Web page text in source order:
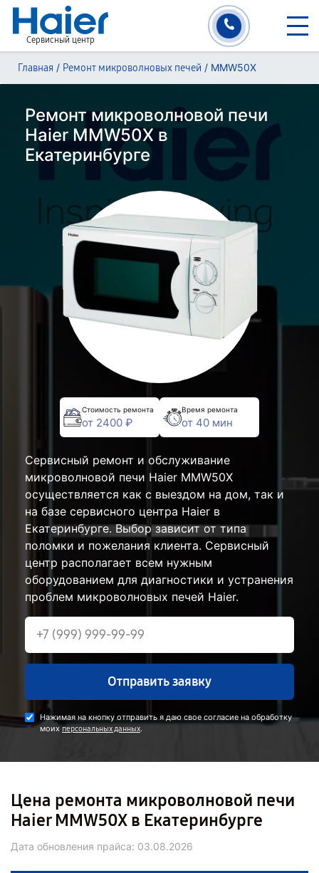
Сервисный центр
Главная / Ремонт микроволновых печей / MMW50X
Ремонт микроволновой печи
Haier MMW50X в
Екатеринбурге
Стоимость ремонта
от 2400 ₽
Время ремонта
от 40 мин
Сервисный ремонт и обслуживание
микроволновой печи Haier MMW50X
осуществляется как с выездом на дом, так и
на базе сервисного центра Haier в
Екатеринбурге. Выбор зависит от типа
поломки и пожелания клиента. Сервисный
центр располагает всем нужным
оборудованием для диагностики и устранения
проблем микроволновых печей Haier.
Отправить заявку
Нажимая на кнопку отправить я даю свое согласие на обработку
моих персональных данных.
Цена ремонта микроволновой печи
Haier MMW50X в Екатеринбурге
Дата обновления прайса: 03.08.2026